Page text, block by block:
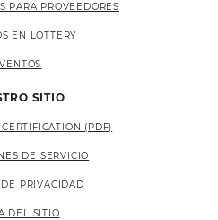
PARA PROVEEDORES
EN LOTTERY
SITIO
(PDF)
DE SERVICIO
PRIVACIDAD
DEL SITIO